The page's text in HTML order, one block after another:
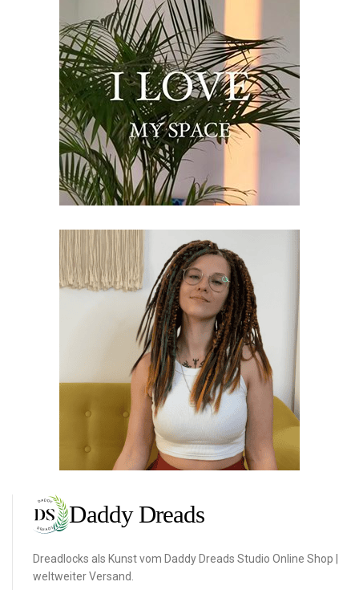
Dreadlocks als Kunst vom Daddy Dreads Studio Online Shop |
weltweiter Versand.